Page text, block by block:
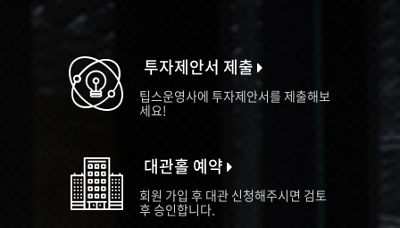
투자제안서 제출
팁스운영사에 투자제안서를 제출해보
세요!
대관홀 예약
회원 가입 후 대관 신청해주시면 검토
후 승인합니다.